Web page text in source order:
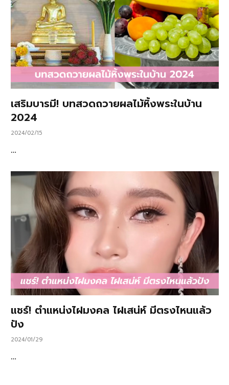
เสริมบารมี! บทสวดถวายผลไม้หิ้งพระในบ้าน
2024
2024/02/15
…
แชร์! ตำแหน่งไฝมงคล ไฝเสน่ห์ มีตรงไหนแล้ว
ปัง
2024/01/29
…